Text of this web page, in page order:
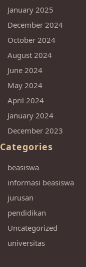
January 2025
December 2024
October 2024
August 2024
June 2024
May 2024
April 2024
January 2024
December 2023
Categories
beasiswa
informasi beasiswa
jurusan
pendidikan
Uncategorized
universitas